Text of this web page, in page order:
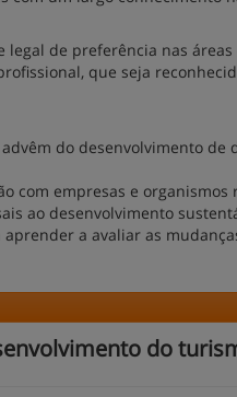
de preferência nas
que seja
do desenvolvimento
com empresas e
ao desenvolvimento
a avaliar as
do